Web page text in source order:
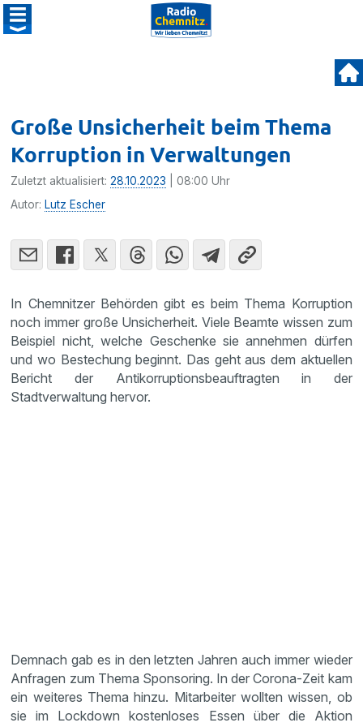
Große Unsicherheit beim Thema
Korruption in Verwaltungen
Zuletzt aktualisiert:28.10.2023 | 08:00 Uhr
Autor: Lutz Escher
In Chemnitzer Behörden gibt es beim Thema Korruption
noch immer große Unsicherheit. Viele Beamte wissen zum
Beispiel nicht, welche Geschenke sie annehmen dürfen
und wo Bestechung beginnt. Das geht aus dem aktuellen
Bericht der Antikorruptionsbeauftragten in der
Stadtverwaltung hervor.
Demnach gab es in den letzten Jahren auch immer wieder
Anfragen zum Thema Sponsoring. In der Corona-Zeit kam
ein weiteres Thema hinzu. Mitarbeiter wollten wissen, ob
sie im Lockdown kostenloses Essen über die Aktion